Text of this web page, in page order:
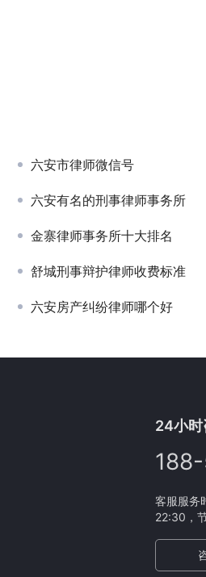
六安市律师微信号
六安有名的刑事律师事务所
金寨律师事务所十大排名
舒城刑事辩护律师收费标准
六安房产纠纷律师哪个好
24小时
客服服务
22:30，